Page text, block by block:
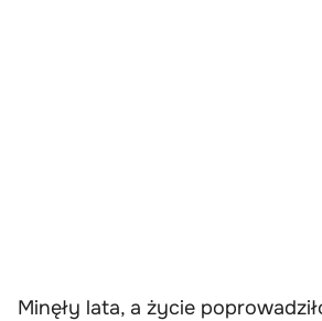
Minęły lata, a życie